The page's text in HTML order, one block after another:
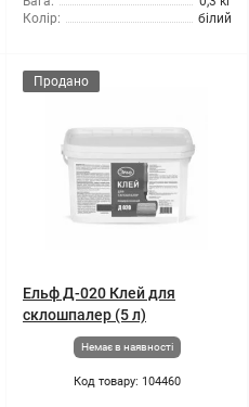
Колір:
білий
Продано
Ельф Д-020 Клей для
склошпалер (5 л)
Немає в наявності
Код товару: 104460